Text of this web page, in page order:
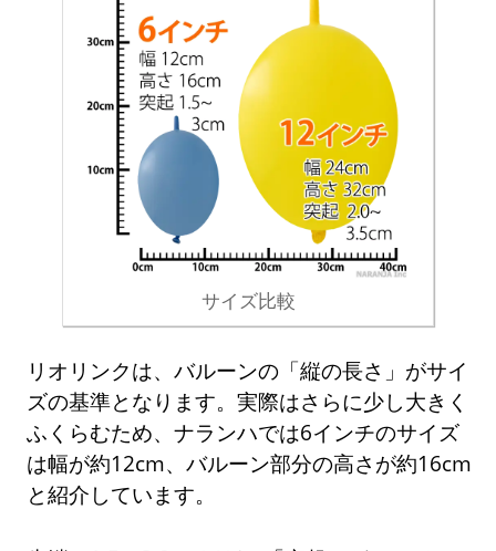
サイズ比較
リオリンクは、バルーンの「縦の長さ」がサイ
ズの基準となります。実際はさらに少し大きく
ふくらむため、ナランハでは6インチのサイズ
は幅が約12cm、バルーン部分の高さが約16cm
と紹介しています。